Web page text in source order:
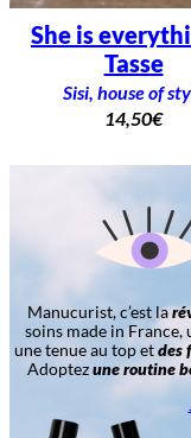
She is
Tasse
Sisi, house of
14,50€
Manucurist, c’est la
soins made in France,
une tenue au top etdes
Adoptezune routine